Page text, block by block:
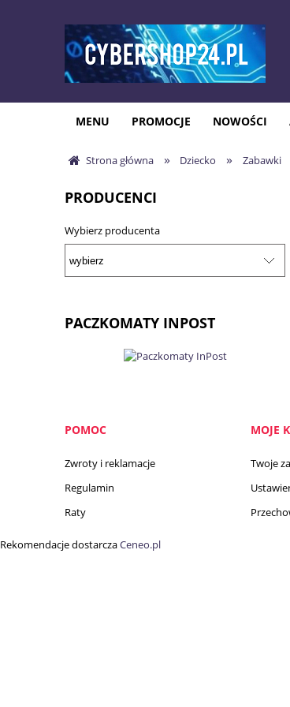
MENU PROMOCJE NOWOŚCI
Strona główna » Dziecko » Zabawki
PRODUCENCI
Wybierz producenta
PACZKOMATY INPOST
POMOC
Zwroty i reklamacje
Regulamin
Raty
MOJE
Twoje
Rekomendacje dostarczaCeneo.pl